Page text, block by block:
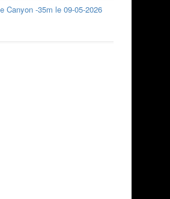
Canyon -35m le 09-05-2026